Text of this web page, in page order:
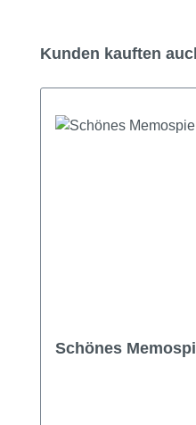
Produktgalerie
Kunden kauften
Schönes